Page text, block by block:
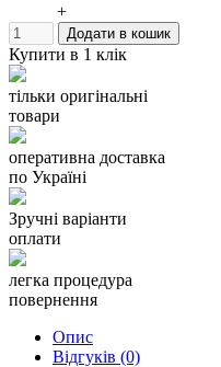
Напряжение: 3.85V
Мощность: 4.7Wh
Размер: 35x38x10 мм
Вес: 31 г
Розмір в упаковці: 45x60x25
Вага в упаковці: 44 г
Производитель: PowerPlant
Гарантия: 12 месяцев
Аккумулятор можно
AB1
Подходит к моделям:
DJI
Osmo Action AB1
+
Додати в кошик
Купити в 1 клік
тільки оригінальні
товари
оперативна доставка
по Україні
Зручні варіанти
оплати
легка процедура
повернення
Опис
Відгуків (0)